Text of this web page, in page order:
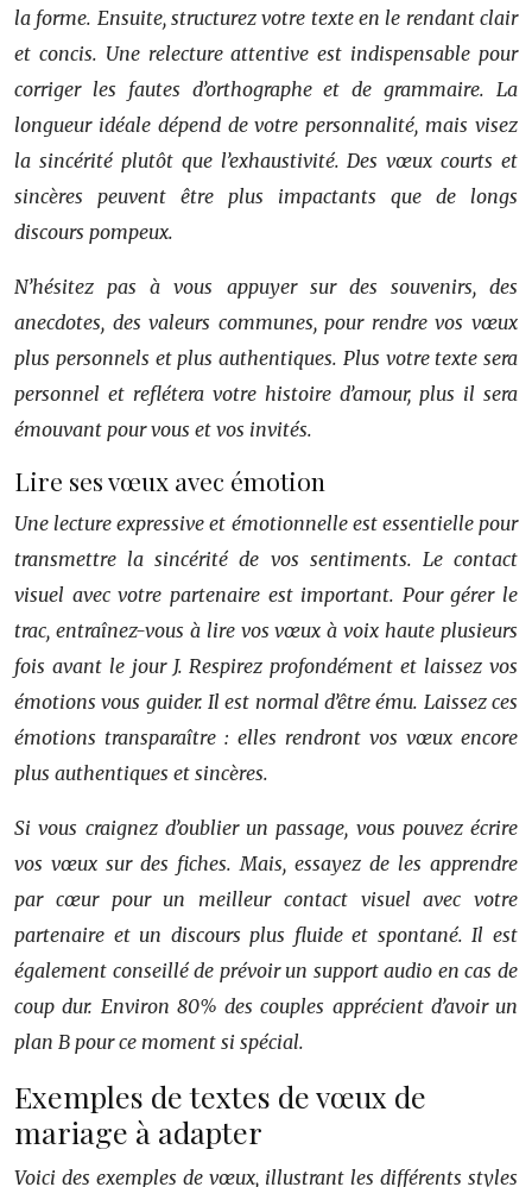
la forme. Ensuite, structurez votre texte en le rendant clair
et concis. Une relecture attentive est indispensable pour
corriger les fautes d’orthographe et de grammaire. La
longueur idéale dépend de votre personnalité, mais visez
la sincérité plutôt que l’exhaustivité. Des vœux courts et
sincères peuvent être plus impactants que de longs
discours pompeux.
N’hésitez pas à vous appuyer sur des souvenirs, des
anecdotes, des valeurs communes, pour rendre vos vœux
plus personnels et plus authentiques. Plus votre texte sera
personnel et reflétera votre histoire d’amour, plus il sera
émouvant pour vous et vos invités.
Lire ses vœux avec émotion
Une lecture expressive et émotionnelle est essentielle pour
transmettre la sincérité de vos sentiments. Le contact
visuel avec votre partenaire est important. Pour gérer le
trac, entraînez-vous à lire vos vœux à voix haute plusieurs
fois avant le jour J. Respirez profondément et laissez vos
émotions vous guider. Il est normal d’être ému. Laissez ces
émotions transparaître : elles rendront vos vœux encore
plus authentiques et sincères.
Si vous craignez d’oublier un passage, vous pouvez écrire
vos vœux sur des fiches. Mais, essayez de les apprendre
par cœur pour un meilleur contact visuel avec votre
partenaire et un discours plus fluide et spontané. Il est
également conseillé de prévoir un support audio en cas de
coup dur. Environ 80% des couples apprécient d’avoir un
plan B pour ce moment si spécial.
Exemples de textes de vœux de
mariage à adapter
Voici des exemples de vœux, illustrant les différents styles